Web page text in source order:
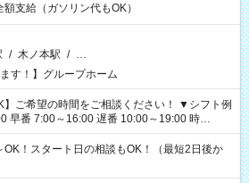
額支給（ガソリン代もOK）
/ 木ノ本駅 / …
ます！】グループホーム
希望の時間をご相談ください！ ▼シフト例
早番 7:00～16:00 遅番 10:00～19:00 時
帰
「朝はゆっくりのスタートがいい」 「お昼の
たい」 など、ご希望があれば教えてください
OK！スタート日の相談もOK！（最短2日後か